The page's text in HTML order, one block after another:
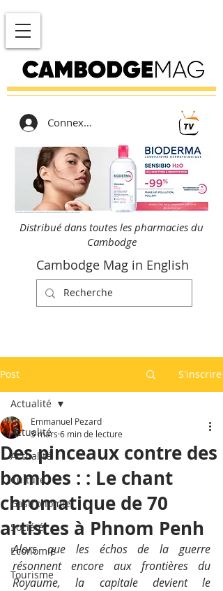
Connexion
Distribué dans toutes les pharmacies du
Cambodge
Cambodge Mag in English
Post S'inscrire
Actualité
Actualité
Culture
Gastronomie
Société
Economie
Tourisme
Actualité
Des pinceaux contre des
bombes : : Le chant
chromatique de 70
artistes à Phnom Penh
Emmanuel Pezard
5 mars 6 min de lecture
Alors que les échos de la guerre
résonnent encore aux frontières du
Royaume, la capitale devient le